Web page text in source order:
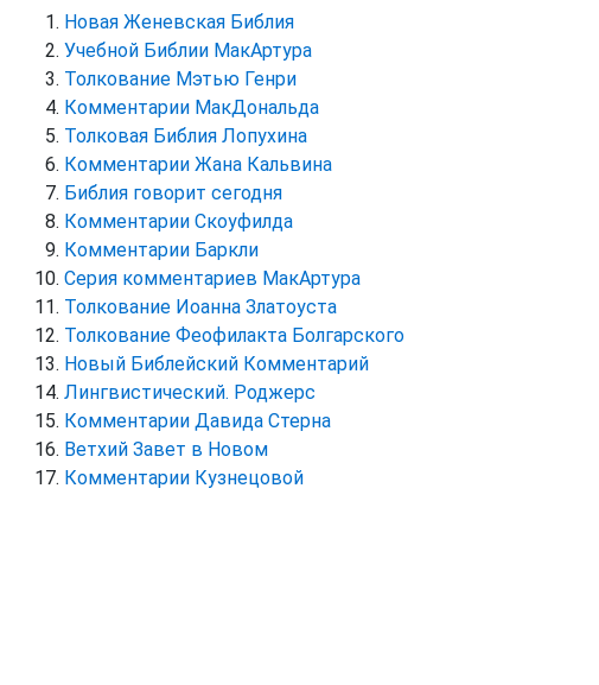
Новая Женевская Библия
Учебной Библии МакАртура
Толкование Мэтью Генри
Комментарии МакДональда
Толковая Библия Лопухина
Комментарии Жана Кальвина
Библия говорит сегодня
Комментарии Скоуфилда
Комментарии Баркли
Серия комментариев МакАртура
Толкование Иоанна Златоуста
Толкование Феофилакта Болгарского
Новый Библейский Комментарий
Лингвистический. Роджерс
Комментарии Давида Стерна
Ветхий Завет в Новом
Комментарии Кузнецовой